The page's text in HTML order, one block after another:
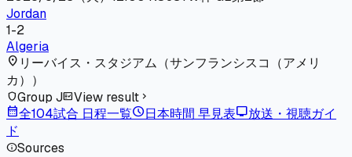
Jordan
1-2
Algeria
location_on リーバイス・スタジアム （サンフランシスコ（アメリ
カ） ）
shieldGroup Jfact_checkView result chevron_right
calendar_month全104試合 日程一覧schedule日本時間 早見表tv放送・視聴ガイ
ド
infoSources